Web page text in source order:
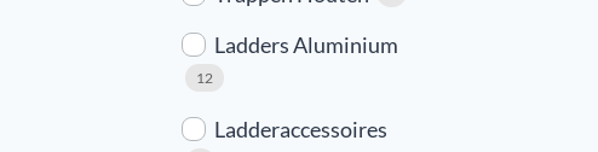
Ladders Aluminium
12
Ladderaccessoires